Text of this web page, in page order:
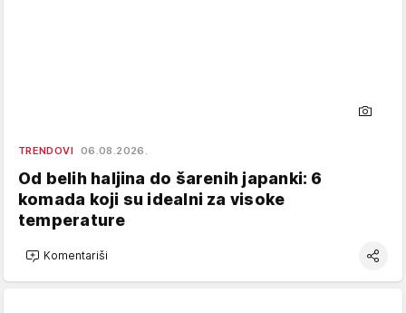
TRENDOVI 06.08.2026.
Od belih haljina do šarenih japanki: 6
komada koji su idealni za visoke
temperature
Komentariši